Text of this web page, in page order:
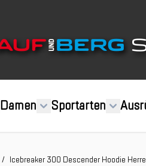
Damen Sportarten
/ Icebreaker 300 Descender Hoodie